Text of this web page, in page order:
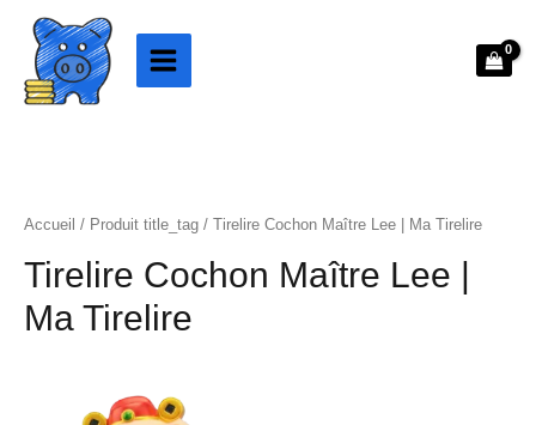
contenu
Accueil / Produit title_tag / Tirelire Cochon Maître Lee | Ma Tirelire
Tirelire Cochon Maître Lee |
Ma Tirelire